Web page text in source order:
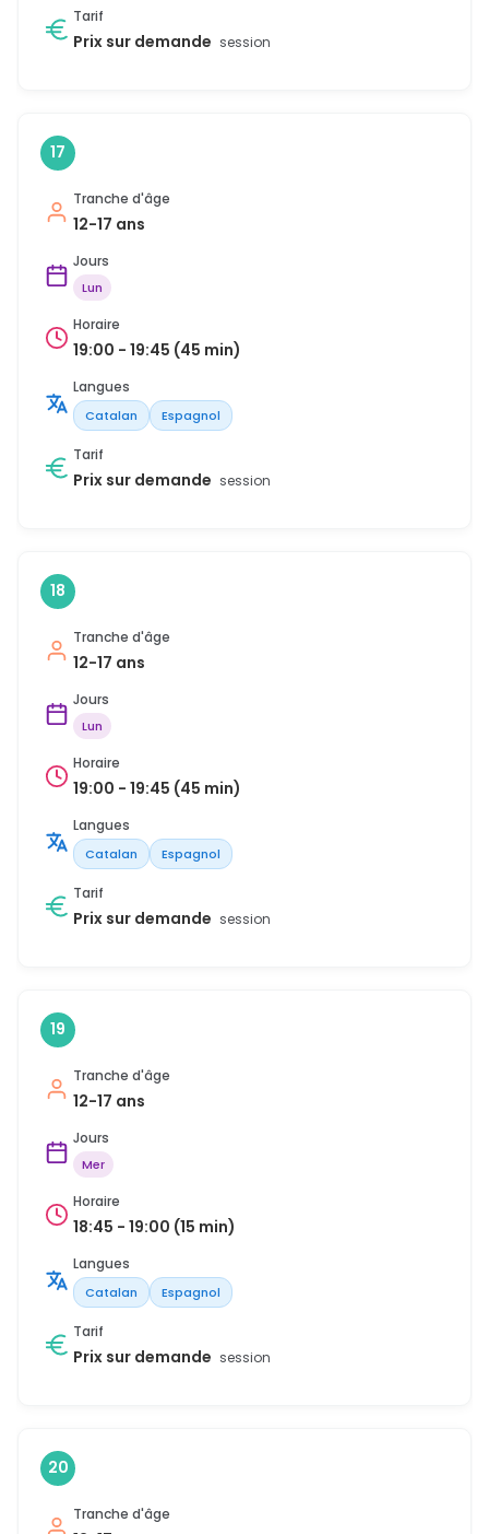
Tarif
Prix sur demande session
17
Tranche d'âge
12-17 ans
Jours
Lun
Horaire
19:00 - 19:45 (45 min)
Langues
Catalan Espagnol
Tarif
Prix sur demande session
18
Tranche d'âge
12-17 ans
Jours
Lun
Horaire
19:00 - 19:45 (45 min)
Langues
Catalan Espagnol
Tarif
Prix sur demande session
19
Tranche d'âge
12-17 ans
Jours
Mer
Horaire
18:45 - 19:00 (15 min)
Langues
Catalan Espagnol
Tarif
Prix sur demande session
20
Tranche d'âge